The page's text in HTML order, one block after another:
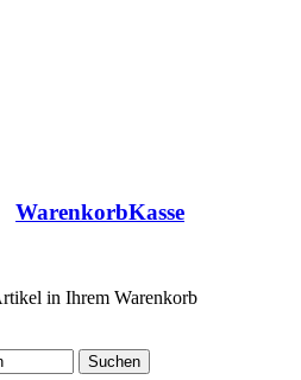
WarenkorbKasse
in Ihrem Warenkorb